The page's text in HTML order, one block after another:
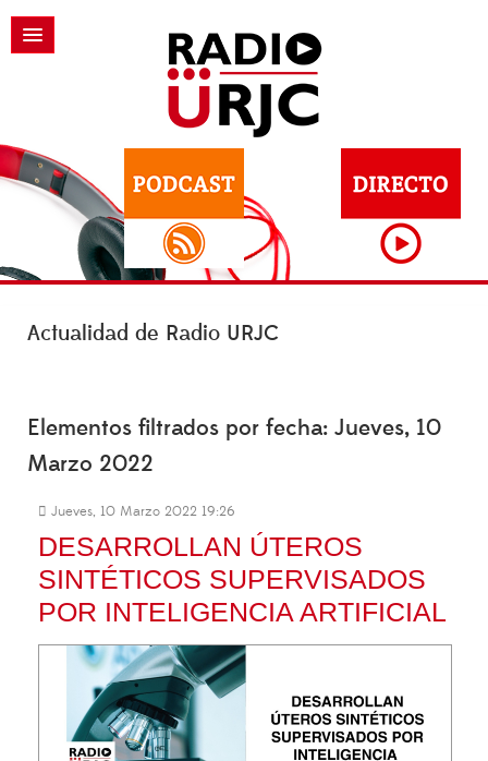
Actualidad de Radio URJC
Elementos filtrados por fecha: Jueves, 10
Marzo 2022
Jueves, 10 Marzo 2022 19:26
DESARROLLAN ÚTEROS
SINTÉTICOS SUPERVISADOS
POR INTELIGENCIA ARTIFICIAL